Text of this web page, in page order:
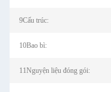
9Cấu trúc:
10Bao bì:
11Nguyện liệu đóng gói: